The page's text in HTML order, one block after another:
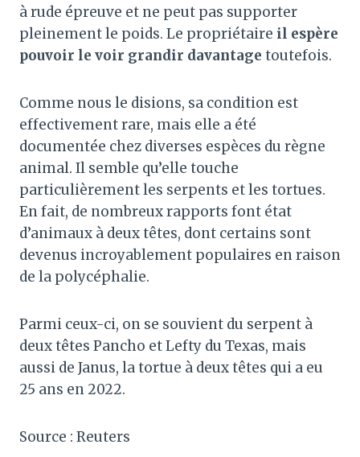
à rude épreuve et ne peut pas supporter
pleinement le poids. Le propriétaire il espère
pouvoir le voir grandir davantage toutefois.
Comme nous le disions, sa condition est
effectivement rare, mais elle a été
documentée chez diverses espèces du règne
animal. Il semble qu’elle touche
particulièrement les serpents et les tortues.
En fait, de nombreux rapports font état
d’animaux à deux têtes, dont certains sont
devenus incroyablement populaires en raison
de la polycéphalie.
Parmi ceux-ci, on se souvient du serpent à
deux têtes Pancho et Lefty du Texas, mais
aussi de Janus, la tortue à deux têtes qui a eu
25 ans en 2022.
Source : Reuters